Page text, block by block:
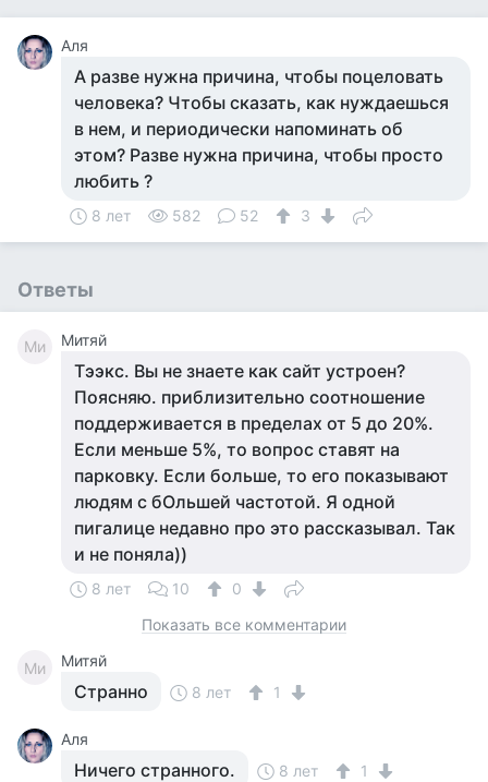
Аля
А разве нужна причина, чтобы поцеловать
человека? Чтобы сказать, как нуждаешься
в нем, и периодически напоминать об
этом? Разве нужна причина, чтобы просто
любить ?
8 лет 582 52 3
Ответы
Ми Митяй
Тээкс. Вы не знаете как сайт устроен?
Поясняю. приблизительно соотношение
поддерживается в пределах от 5 до 20%.
Если меньше 5%, то вопрос ставят на
парковку. Если больше, то его показывают
людям с бОльшей частотой. Я одной
пигалице недавно про это рассказывал. Так
и не поняла))
8 лет 10
0
Показать все комментарии
Ми Митяй
Странно 8 лет 1
Аля
Ничего странного. 8 лет 1